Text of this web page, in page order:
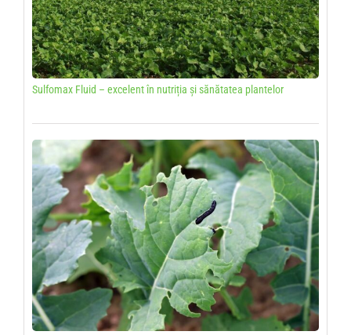
Sulfomax Fluid – excelent în nutriția și sănătatea plantelor